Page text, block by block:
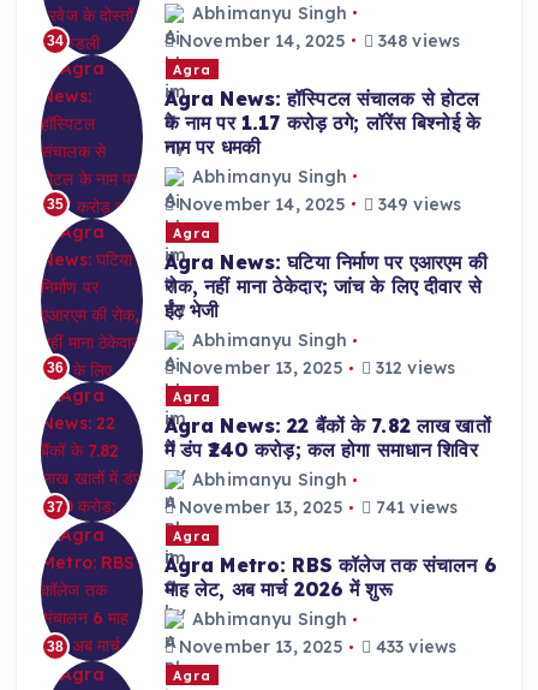
34
Abhimanyu Singh
November 14, 2025
348 views
35
Agra
Agra News: हॉस्पिटल संचालक से होटल
के नाम पर 1.17 करोड़ ठगे; लॉरेंस बिश्नोई के
नाम पर धमकी
Abhimanyu Singh
November 14, 2025
349 views
36
Agra
Agra News: घटिया निर्माण पर एआरएम की
रोक, नहीं माना ठेकेदार; जांच के लिए दीवार से
ईंट भेजी
Abhimanyu Singh
November 13, 2025
312 views
37
Agra
Agra News: 22 बैंकों के 7.82 लाख खातों
में डंप ₹240 करोड़; कल होगा समाधान शिविर
Abhimanyu Singh
November 13, 2025
741 views
38
Agra
Agra Metro: RBS कॉलेज तक संचालन 6
माह लेट, अब मार्च 2026 में शुरू
Abhimanyu Singh
November 13, 2025
433 views
Agra